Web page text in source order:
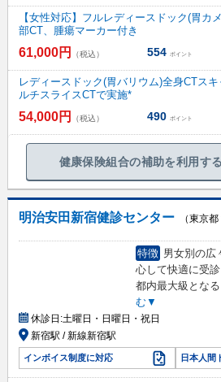
【女性対応】フルレディースドック(胃カ
部CT、腫瘍マーカー付き
61,000円 （税込） 554 ポイント
レディースドック(胃バリウム)全身CTス
ルチスライスCTで実施*
54,000円 （税込） 490 ポイント
健康保険組合の補助を利用す
明治安田新宿健診センター
（東京都
特徴 男女別の広
心して快適に受診
都内最大級とな
む▼
休診日:土曜日・日曜日・祝日
新宿駅 / 新線新宿駅
インボイス制度に対応 日本人間